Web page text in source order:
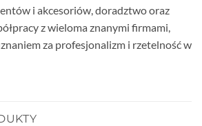
i akcesoriów, doradztwo oraz
z wieloma znanymi firmami,
za profesjonalizm i rzetelność w